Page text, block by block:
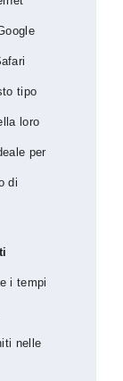
tipo
loro
per
di
i tempi
nelle